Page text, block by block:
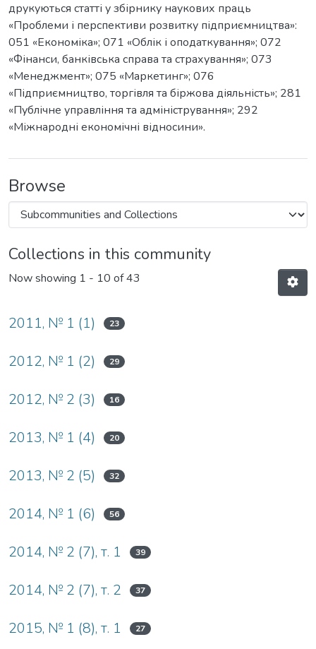
друкуються статті у збірнику наукових праць
«Проблеми і перспективи розвитку підприємництва»:
051 «Економіка»; 071 «Облік і оподаткування»; 072
«Фінанси, банківська справа та страхування»; 073
«Менеджмент»; 075 «Маркетинг»; 076
«Підприємництво, торгівля та біржова діяльність»; 281
«Публічне управління та адміністрування»; 292
«Міжнародні економічні відносини».
Browse
Collections in this community
Now showing 1 - 10 of 43
2011, № 1 (1) 23
2012, № 1 (2) 29
2012, № 2 (3) 16
2013, № 1 (4) 20
2013, № 2 (5) 32
2014, № 1 (6) 56
2014, № 2 (7), т. 1 39
2014, № 2 (7), т. 2 37
2015, № 1 (8), т. 1 27